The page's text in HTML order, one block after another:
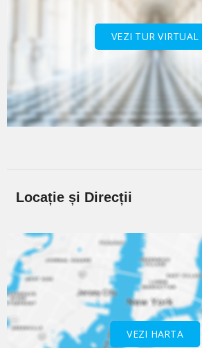
VEZI TUR VIRTUAL
Locație și Direcții
VEZI HARTA